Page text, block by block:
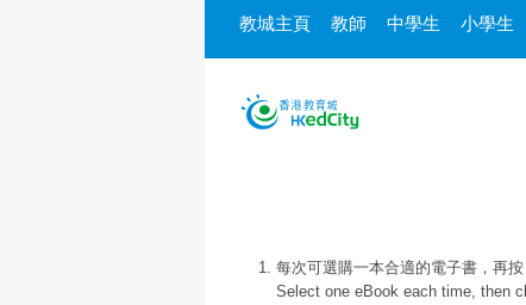
教城主頁 教師 中學生 小學生
每次可選購一本合適的電子書，再按
Select one eBook each time, then